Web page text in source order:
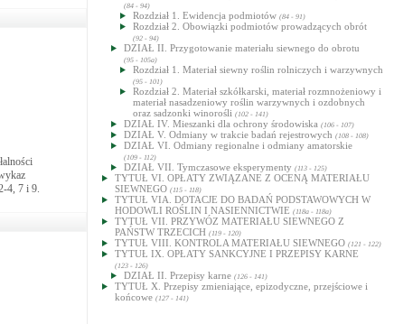
4, 7 i 9.
(84 - 94)
Rozdział 1. Ewidencja podmiotów (84 - 91)
Rozdział 2. Obowiązki podmiotów prowadzących obrót
(92 - 94)
DZIAŁ II. Przygotowanie materiału siewnego do obrotu
(95 - 105a)
Rozdział 1. Materiał siewny roślin rolniczych i warzywnych
(95 - 101)
Rozdział 2. Materiał szkółkarski, materiał rozmnożeniowy i
materiał nasadzeniowy roślin warzywnych i ozdobnych
oraz sadzonki winorośli (102 - 141)
DZIAŁ IV. Mieszanki dla ochrony środowiska (106 - 107)
DZIAŁ V. Odmiany w trakcie badań rejestrowych (108 - 108)
DZIAŁ VI. Odmiany regionalne i odmiany amatorskie
(109 - 112)
DZIAŁ VII. Tymczasowe eksperymenty (113 - 125)
TYTUŁ VI. OPŁATY ZWIĄZANE Z OCENĄ MATERIAŁU
SIEWNEGO (115 - 118)
TYTUŁ VIA. DOTACJE DO BADAŃ PODSTAWOWYCH W
HODOWLI ROŚLIN I NASIENNICTWIE (118a - 118a)
TYTUŁ VII. PRZYWÓZ MATERIAŁU SIEWNEGO Z
PAŃSTW TRZECICH (119 - 120)
TYTUŁ VIII. KONTROLA MATERIAŁU SIEWNEGO (121 - 122)
TYTUŁ IX. OPŁATY SANKCYJNE I PRZEPISY KARNE
(123 - 126)
DZIAŁ II. Przepisy karne (126 - 141)
TYTUŁ X. Przepisy zmieniające, epizodyczne, przejściowe i
końcowe (127 - 141)